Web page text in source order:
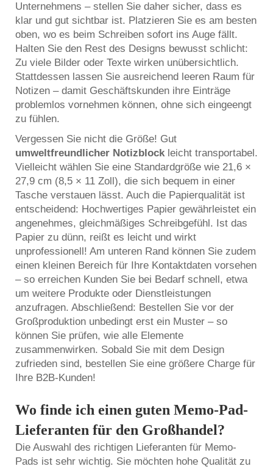
Unternehmens – stellen Sie daher sicher, dass es
klar und gut sichtbar ist. Platzieren Sie es am besten
oben, wo es beim Schreiben sofort ins Auge fällt.
Halten Sie den Rest des Designs bewusst schlicht:
Zu viele Bilder oder Texte wirken unübersichtlich.
Stattdessen lassen Sie ausreichend leeren Raum für
Notizen – damit Geschäftskunden ihre Einträge
problemlos vornehmen können, ohne sich eingeengt
zu fühlen.
Vergessen Sie nicht die Größe! Gut
umweltfreundlicher Notizblock leicht transportabel.
Vielleicht wählen Sie eine Standardgröße wie 21,6 ×
27,9 cm (8,5 × 11 Zoll), die sich bequem in einer
Tasche verstauen lässt. Auch die Papierqualität ist
entscheidend: Hochwertiges Papier gewährleistet ein
angenehmes, gleichmäßiges Schreibgefühl. Ist das
Papier zu dünn, reißt es leicht und wirkt
unprofessionell! Am unteren Rand können Sie zudem
einen kleinen Bereich für Ihre Kontaktdaten vorsehen
– so erreichen Kunden Sie bei Bedarf schnell, etwa
um weitere Produkte oder Dienstleistungen
anzufragen. Abschließend: Bestellen Sie vor der
Großproduktion unbedingt erst ein Muster – so
können Sie prüfen, wie alle Elemente
zusammenwirken. Sobald Sie mit dem Design
zufrieden sind, bestellen Sie eine größere Charge für
Ihre B2B-Kunden!
Wo finde ich einen guten Memo-Pad-
Lieferanten für den Großhandel?
Die Auswahl des richtigen Lieferanten für Memo-
Pads ist sehr wichtig. Sie möchten hohe Qualität zu